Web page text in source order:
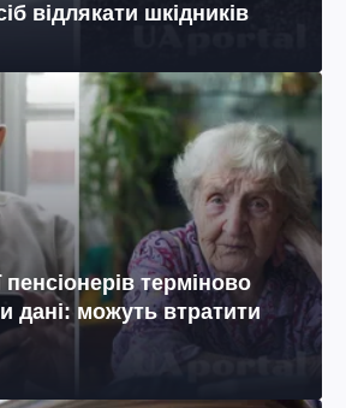
відлякати шкідників
пенсіонерів терміново
дані: можуть втратити